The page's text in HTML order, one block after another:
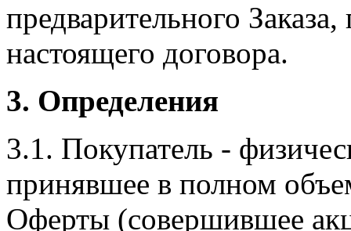
предварительного
настоящего договора.
3. Определения
3.1. Покупатель -
принявшее в полном
Оферты (совершившее